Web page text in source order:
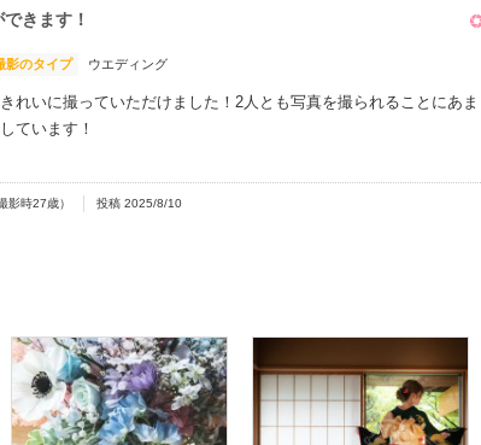
きます！
影のタイプ ウエディング
れいに撮っていただけました！2人とも写真を撮られることにあ
ています！
影時27歳） 投稿 2025/8/10